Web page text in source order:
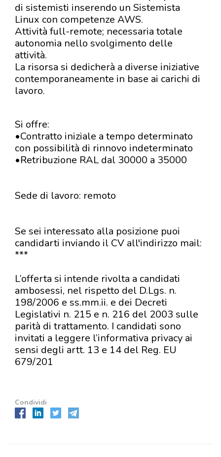
di sistemisti inserendo un Sistemista
Linux con competenze AWS.
Attività full-remote; necessaria totale
autonomia nello svolgimento delle
attività.
La risorsa si dedicherà a diverse iniziative
contemporaneamente in base ai carichi di
lavoro.
Si offre:
•Contratto iniziale a tempo determinato
con possibilità di rinnovo indeterminato
•Retribuzione RAL dal 30000 a 35000
Sede di lavoro: remoto
Se sei interessato alla posizione puoi
candidarti inviando il CV all'indirizzo mail:
***
L’offerta si intende rivolta a candidati
ambosessi, nel rispetto del D.Lgs. n.
198/2006 e ss.mm.ii. e dei Decreti
Legislativi n. 215 e n. 216 del 2003 sulle
parità di trattamento. I candidati sono
invitati a leggere l’informativa privacy ai
sensi degli artt. 13 e 14 del Reg. EU
679/201
Condividi